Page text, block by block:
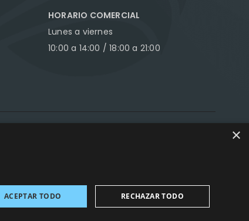
HORARIO COMERCIAL
Lunes a viernes
10:00 a 14:00 / 18:00 a 21:00
×
ACEPTAR TODO RECHAZAR TODO